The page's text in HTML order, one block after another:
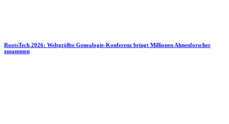
RootsTech 2026: Weltgrößte Genealogie-Konferenz bringt Millionen Ahnenforscher
zusammen